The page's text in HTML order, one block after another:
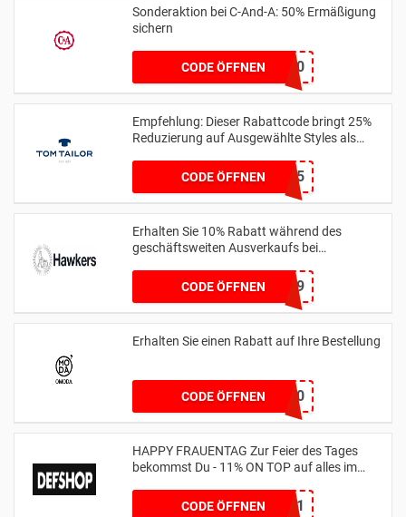
Sonderaktion bei C-And-A: 50% Ermäßigung
sichern
CODE ÖFFNENEXTRA50
Empfehlung: Dieser Rabattcode bringt 25%
Reduzierung auf Ausgewählte Styles als
CODE ÖFFNENMEMBER25
Erhalten Sie 10% Rabatt während des
geschäftsweiten Ausverkaufs bei
CODE ÖFFNEN
HC-JOAONUNES999
Erhalten Sie einen Rabatt auf Ihre Bestellung
CODE ÖFFNENWEER10
HAPPY FRAUENTAG Zur Feier des Tages
bekommst Du - 11% ON TOP auf alles im
CODE ÖFFNEN
WOMENSDAY11